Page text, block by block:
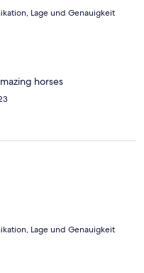
Lage und Genauigkeit
horses
Lage und Genauigkeit